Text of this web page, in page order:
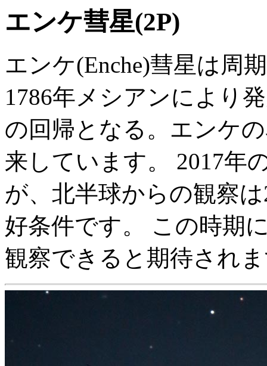
エンケ彗星(2P)
エンケ(Enche)彗星は周
1786年メシアンにより
の回帰となる。エンケ
来しています。 2017年
が、北半球からの観察
好条件です。 この時期
観察できると期待され